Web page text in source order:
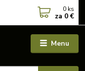
Menu
0 ks
za 0 €